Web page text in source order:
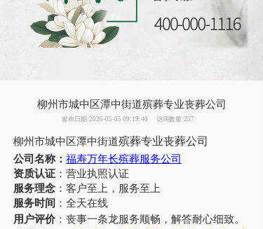
柳州市城中区潭中街道殡葬专业丧葬公司
发布日期:2026-05-05 09:19:40 访问数量:257
柳州市城中区潭中街道殡葬专业丧葬公司
公司名称： 福寿万年长殡葬服务公司
资质认证：营业执照认证
服务理念：客户至上，服务至上
服务时间 ：全天在线
用户评价：丧事一条龙服务顺畅，解答耐心细致。